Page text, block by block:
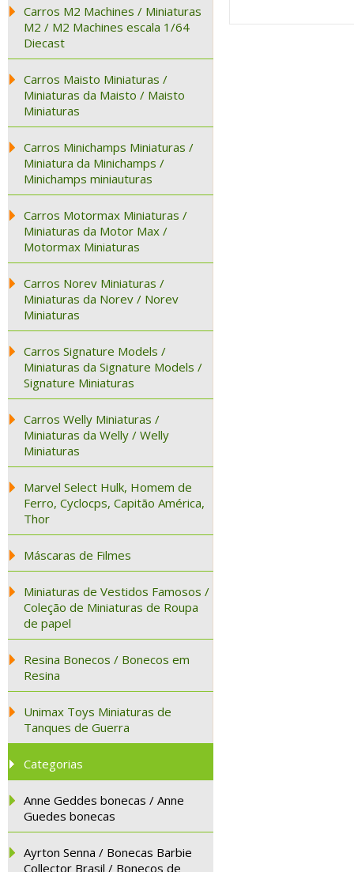
Carros M2 Machines / Miniaturas
M2 / M2 Machines escala 1/64
Diecast
Carros Maisto Miniaturas /
Miniaturas da Maisto / Maisto
Miniaturas
Carros Minichamps Miniaturas /
Miniatura da Minichamps /
Minichamps miniauturas
Carros Motormax Miniaturas /
Miniaturas da Motor Max /
Motormax Miniaturas
Carros Norev Miniaturas /
Miniaturas da Norev / Norev
Miniaturas
Carros Signature Models /
Miniaturas da Signature Models /
Signature Miniaturas
Carros Welly Miniaturas /
Miniaturas da Welly / Welly
Miniaturas
Marvel Select Hulk, Homem de
Ferro, Cyclocps, Capitão América,
Thor
Máscaras de Filmes
Miniaturas de Vestidos Famosos /
Coleção de Miniaturas de Roupa
de papel
Resina Bonecos / Bonecos em
Resina
Unimax Toys Miniaturas de
Tanques de Guerra
Categorias
Anne Geddes bonecas / Anne
Guedes bonecas
Ayrton Senna / Bonecas Barbie
Collector Brasil / Bonecos de